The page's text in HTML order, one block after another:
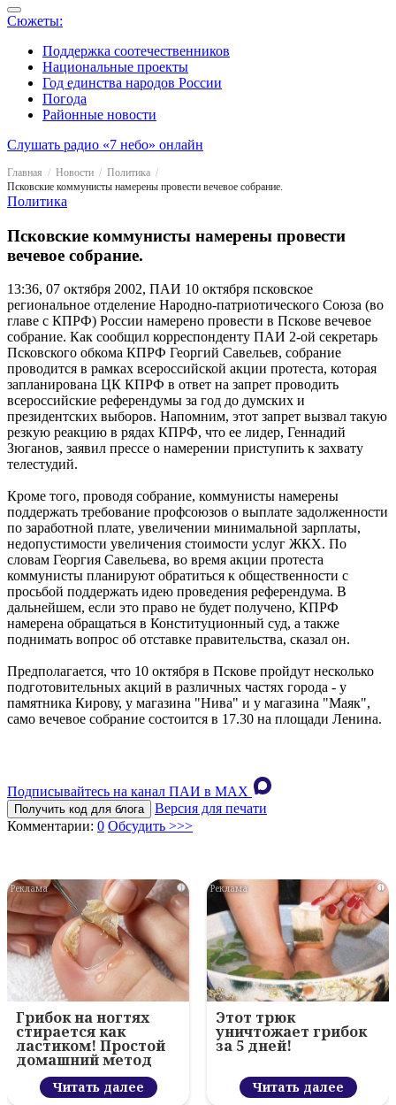
Сюжеты:
Поддержка соотечественников
Национальные проекты
Год единства народов России
Погода
Районные новости
Слушать радио «7 небо» онлайн
Главная Новости
Политика
Псковские коммунисты намерены провести вечевое собрание.
Политика
Псковские коммунисты намерены провести
вечевое собрание.
13:36, 07 октября 2002, ПАИ 10 октября псковское
региональное отделение Народно-патриотического Союза (во
главе с КПРФ) России намерено провести в Пскове вечевое
собрание. Как сообщил корреспонденту ПАИ 2-ой секретарь
Псковского обкома КПРФ Георгий Савельев, собрание
проводится в рамках всероссийской акции протеста, которая
запланирована ЦК КПРФ в ответ на запрет проводить
всероссийские референдумы за год до думских и
президентских выборов. Напомним, этот запрет вызвал такую
резкую реакцию в рядах КПРФ, что ее лидер, Геннадий
Зюганов, заявил прессе о намерении приступить к захвату
телестудий.
Кроме того, проводя собрание, коммунисты намерены
поддержать требование профсоюзов о выплате задолженности
по заработной плате, увеличении минимальной зарплаты,
недопустимости увеличения стоимости услуг ЖКХ. По
словам Георгия Савельева, во время акции протеста
коммунисты планируют обратиться к общественности с
просьбой поддержать идею проведения референдума. В
дальнейшем, если это право не будет получено, КПРФ
намерена обращаться в Конституционный суд, а также
поднимать вопрос об отставке правительства, сказал он.
Предполагается, что 10 октября в Пскове пройдут несколько
подготовительных акций в различных частях города - у
памятника Кирову, у магазина "Нива" и у магазина "Маяк",
само вечевое собрание состоится в 17.30 на площади Ленина.
Подписывайтесь на канал ПАИ в MAХ
Получить код для блога
Версия для печати
Комментарии: 0 Обсудить >>>
i
Грибок на ногтях
стирается как
ластиком! Простой
домашний метод
Читать далее
i
Этот трюк
уничтожает грибок
за 5 дней!
Читать далее